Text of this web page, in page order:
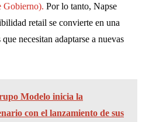
Gobierno). Por lo tanto, Napse
retail se convierte en una
necesitan adaptarse a nuevas
Modelo inicia la
con el lanzamiento de sus